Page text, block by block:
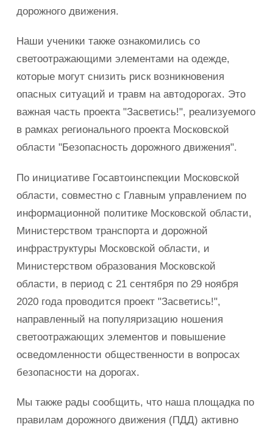
дорожного движения.
Наши ученики также ознакомились со
светоотражающими элементами на одежде,
которые могут снизить риск возникновения
опасных ситуаций и травм на автодорогах. Это
важная часть проекта "Засветись!", реализуемого
в рамках регионального проекта Московской
области "Безопасность дорожного движения".
По инициативе Госавтоинспекции Московской
области, совместно с Главным управлением по
информационной политике Московской области,
Министерством транспорта и дорожной
инфраструктуры Московской области, и
Министерством образования Московской
области, в период с 21 сентября по 29 ноября
2020 года проводится проект "Засветись!",
направленный на популяризацию ношения
светоотражающих элементов и повышение
осведомленности общественности в вопросах
безопасности на дорогах.
Мы также рады сообщить, что наша площадка по
правилам дорожного движения (ПДД) активно